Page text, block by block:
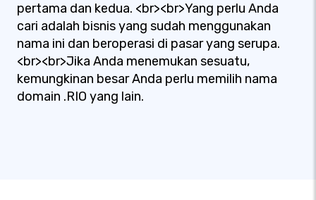
pertama dan kedua. <br><br>Yang perlu Anda
cari adalah bisnis yang sudah menggunakan
nama ini dan beroperasi di pasar yang serupa.
<br><br>Jika Anda menemukan sesuatu,
kemungkinan besar Anda perlu memilih nama
domain .RIO yang lain.